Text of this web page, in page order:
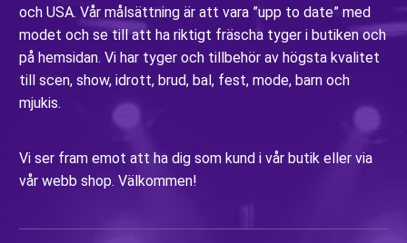
och USA. Vår målsättning är att vara ”upp to date” med
modet och se till att ha riktigt fräscha tyger i butiken och
på hemsidan. Vi har tyger och tillbehör av högsta kvalitet
till scen, show, idrott, brud, bal, fest, mode, barn och
mjukis.
Vi ser fram emot att ha dig som kund i vår butik eller via
vår webb shop. Välkommen!